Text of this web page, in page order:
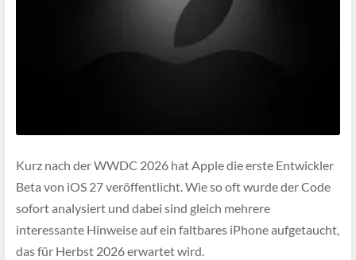
Kurz nach der WWDC 2026 hat Apple die erste Entwickler
Beta von iOS 27 veröffentlicht. Wie so oft wurde der Code
sofort analysiert und dabei sind gleich mehrere
interessante Hinweise auf ein faltbares iPhone aufgetaucht,
das für Herbst 2026 erwartet wird.